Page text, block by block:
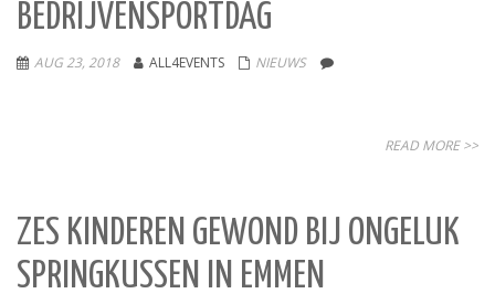
BEDRIJVENSPORTDAG
AUG 23, 2018 ALL4EVENTS NIEUWS
READ MORE >>
ZES KINDEREN GEWOND BIJ ONGELUK
SPRINGKUSSEN IN EMMEN